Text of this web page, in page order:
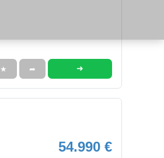
★ ➦ ➜
54.990 €